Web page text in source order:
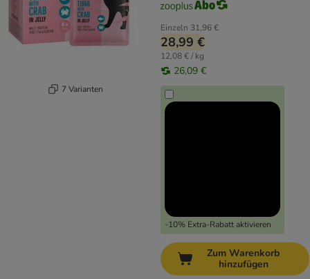
7 Varianten
Einzeln 31,96 €
28,99 €
12,08 € / kg
26,09 €
-10% Extra-Rabatt aktivieren
Zum Warenkorb
hinzufügen